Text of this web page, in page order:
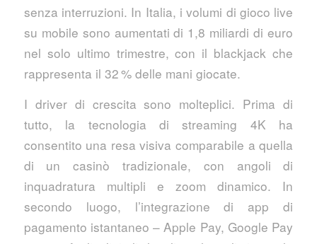
senza interruzioni. In Italia, i volumi di gioco live
su mobile sono aumentati di 1,8 miliardi di euro
nel solo ultimo trimestre, con il blackjack che
rappresenta il 32 % delle mani giocate.
I driver di crescita sono molteplici. Prima di
tutto, la tecnologia di streaming 4K ha
consentito una resa visiva comparabile a quella
di un casinò tradizionale, con angoli di
inquadratura multipli e zoom dinamico. In
secondo luogo, l’integrazione di app di
pagamento istantaneo – Apple Pay, Google Pay